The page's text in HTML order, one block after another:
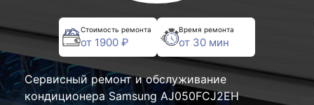
Стоимость ремонта
от 1900 ₽
Время ремонта
от 30 мин
Сервисный ремонт и обслуживание
кондиционера Samsung AJ050FCJ2EH